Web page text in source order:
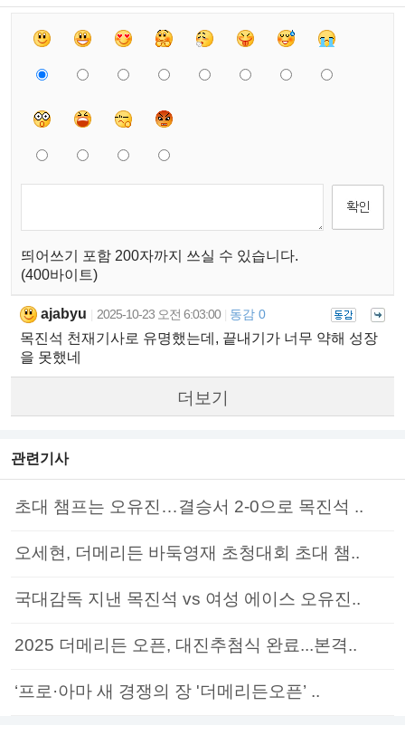
띄어쓰기 포함 200자까지 쓰실 수 있습니다.
(400바이트)
ajabyu 2025-10-23 오전 6:03:00 동감 0
목진석 천재기사로 유명했는데, 끝내기가 너무 약해 성장
을 못했네
더보기
관련기사
초대 챔프는 오유진…결승서 2-0으로 목진석 ..
오세현, 더메리든 바둑영재 초청대회 초대 챔..
국대감독 지낸 목진석 vs 여성 에이스 오유진..
2025 더메리든 오픈, 대진추첨식 완료...본격..
‘프로·아마 새 경쟁의 장 '더메리든오픈’ ..